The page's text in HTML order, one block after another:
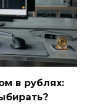
в рублях: